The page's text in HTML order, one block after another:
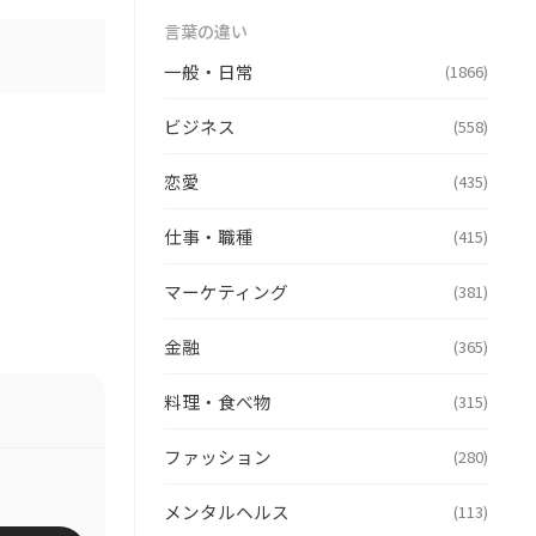
言葉の違い
一般・日常 (1866)
ビジネス (558)
恋愛 (435)
仕事・職種 (415)
マーケティング (381)
金融 (365)
料理・食べ物 (315)
ファッション (280)
メンタルヘルス (113)